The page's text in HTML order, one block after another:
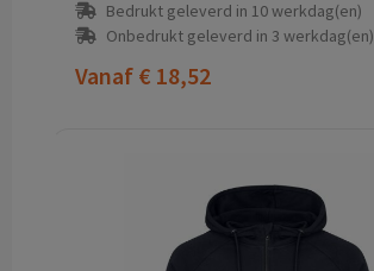
Bedrukt geleverd in 10 werkdag(en)
Onbedrukt geleverd in 3 werkdag(en)
Vanaf € 18,52